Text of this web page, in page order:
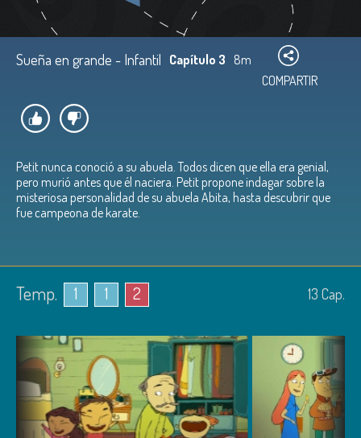
Sueña en grande - Infantil Capítulo 3 8m
COMPARTIR
Petit nunca conoció a su abuela. Todos dicen que ella era genial,
pero murió antes que él naciera. Petit propone indagar sobre la
misteriosa personalidad de su abuela Abita, hasta descubrir que
fue campeona de karate.
Temp. 1 1 2 13 Cap.